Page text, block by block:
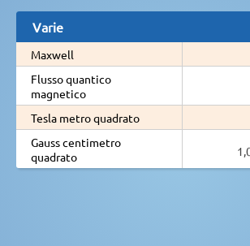
Varie
Maxwell
Flusso quantico
magnetico
Tesla metro quadrato
Gauss centimetro
quadrato